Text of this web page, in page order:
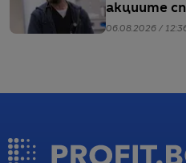
акциите
06.08.2026 /